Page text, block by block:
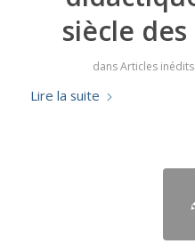
siècle
dansArticles
Lire la suite